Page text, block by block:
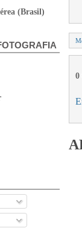
(Brasil)
0